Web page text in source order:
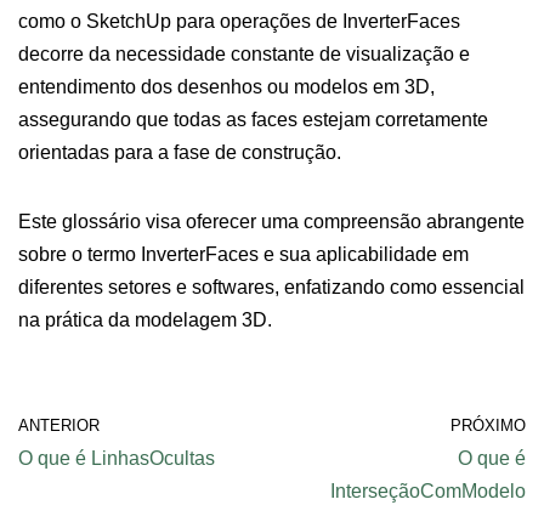
como o SketchUp para operações de InverterFaces
decorre da necessidade constante de visualização e
entendimento dos desenhos ou modelos em 3D,
assegurando que todas as faces estejam corretamente
orientadas para a fase de construção.
Este glossário visa oferecer uma compreensão abrangente
sobre o termo InverterFaces e sua aplicabilidade em
diferentes setores e softwares, enfatizando como essencial
na prática da modelagem 3D.
ANTERIOR
O que é LinhasOcultas
PRÓXIMO
O que é
InterseçãoComModelo